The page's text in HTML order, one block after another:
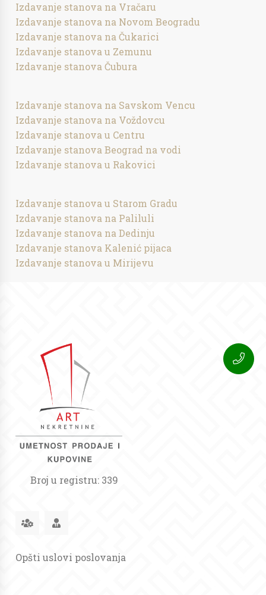
Izdavanje stanova na Vračaru
Izdavanje stanova na Novom Beogradu
Izdavanje stanova na Čukarici
Izdavanje stanova u Zemunu
Izdavanje stanova Čubura
Izdavanje stanova na Savskom Vencu
Izdavanje stanova na Voždovcu
Izdavanje stanova u Centru
Izdavanje stanova Beograd na vodi
Izdavanje stanova u Rakovici
Izdavanje stanova u Starom Gradu
Izdavanje stanova na Paliluli
Izdavanje stanova na Dedinju
Izdavanje stanova Kalenić pijaca
Izdavanje stanova u Mirijevu
Broj u registru: 339
Opšti uslovi poslovanja